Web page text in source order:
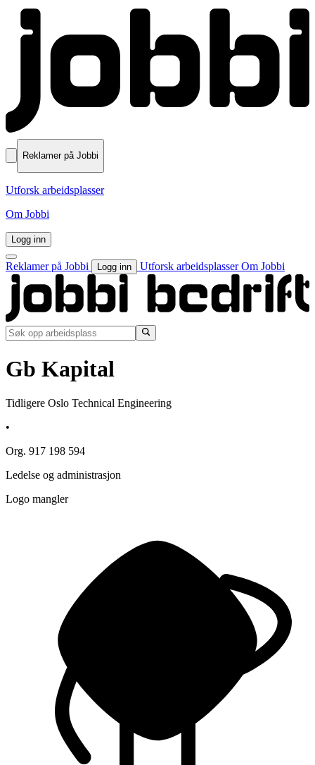
Reklamer på Jobbi
Utforsk arbeidsplasser
Om Jobbi
Logg inn
Reklamer på Jobbi Logg inn Utforsk arbeidsplasserOm Jobbi
Gb Kapital
Tidligere Oslo Technical Engineering
•
Org. 917 198 594
Ledelse og administrasjon
Logo mangler